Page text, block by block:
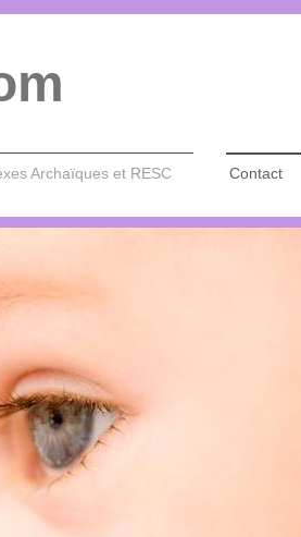
Archaïques et RESC Contact